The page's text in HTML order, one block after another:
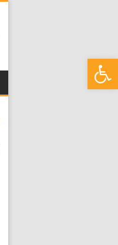
פתח סרגל נגישות